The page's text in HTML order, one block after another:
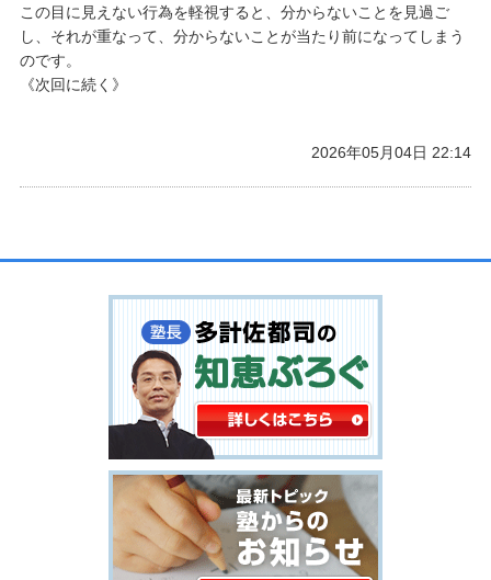
この目に見えない行為を軽視すると、分からないことを見過ご
し、それが重なって、分からないことが当たり前になってしまう
のです。
《次回に続く》
2026年05月04日 22:14